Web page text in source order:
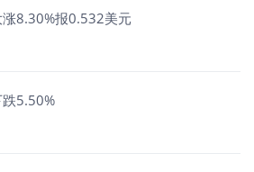
8.30%报0.532美元
5.50%